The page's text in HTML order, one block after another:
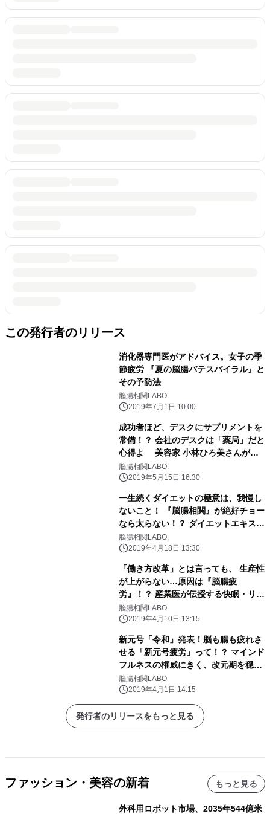
この発行者のリリース
消化器専門医がアドバイス。女子の季
節疲労 『夏の脳腸バテスパイラル』と
その予防法
脳腸相関LABO.
2019年7月1日 10:00
成功者ほど、デスクにサプリメントを
常備！？ 会社のデスクは「薬局」だと
心得よ 美容家 小林ひろ美さんが指
南 賢いサプリ選び、キーワードは
『脳腸相関』
脳腸相関LABO.
2019年5月15日 16:30
一生続くダイエットの極意は、我慢し
ないこと！ 『脳腸相関』が絶好チョー
なら太らない！？ ダイエットエキスパ
ートも注目 2019年ダイエットの大
本命「脳腸ダイエット」
脳腸相関LABO.
2019年4月18日 13:30
「働き方改革」とは言っても、 生産性
が上がらない…原因は『脳腸疲
労』！？ 産業医が伝授する快眠・リラ
ックス・楽しく発散の極意
脳腸相関LABO
2019年4月10日 13:15
新元号「令和」発表！脳も腸も疲れさ
せる「新元号疲労」って！？ マインド
フルネスの権威にきく、改元期を穏や
かに過ごすテクニック
脳腸相関LABO
2019年4月1日 14:15
発行者のリリースをもっと見る
ファッション・美容の新着 もっと見る
外科用ロボット市場、2035年544億米